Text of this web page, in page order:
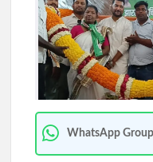
मुख्यमंत्री हेमन्त सोरेन ने
प्रतिष्ठापन समारोह में लिया हिस्सा
JPSC-JSSC विवाद: 10 अगस्त
शशांक राज बोले- छात्रों के साथ
WhatsApp Group